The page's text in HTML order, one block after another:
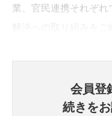
業、官民連携それぞ
会員登
続きを